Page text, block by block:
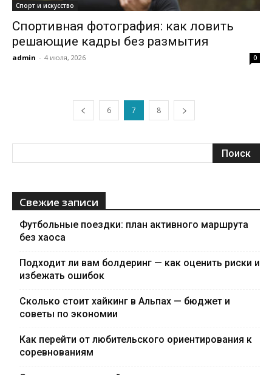
Спорт и искусство
Спортивная фотография: как ловить
решающие кадры без размытия
admin - 4 июля, 2026 0
6 7 8
Свежие записи
Футбольные поездки: план активного маршрута
без хаоса
Подходит ли вам болдеринг — как оценить риски и
избежать ошибок
Сколько стоит хайкинг в Альпах — бюджет и
советы по экономии
Как перейти от любительского ориентирования к
соревнованиям